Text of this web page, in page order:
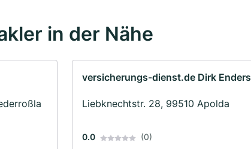
in der Nähe
versicherungs-dienst.de Dirk Enders
Liebknechtstr. 28, 99510 Apolda
0.0 (0)